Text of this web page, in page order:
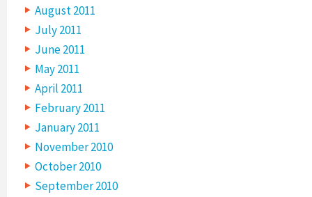
August 2011
July 2011
June 2011
May 2011
April 2011
February 2011
January 2011
November 2010
October 2010
September 2010